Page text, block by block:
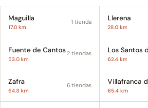
Maguilla
17.0 km
1 tienda Llerena
28.0 km
Fuente de Cantos
53.0 km
2 tiendas Los Santos
62.4 km
Zafra
64.8 km
6 tiendas Villafranca
65.4 km